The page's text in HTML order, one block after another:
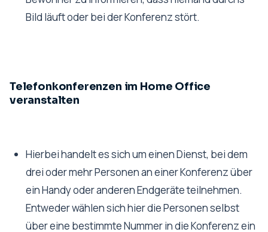
Bild läuft oder bei der Konferenz stört.
Telefonkonferenzen im Home Office
veranstalten
Hierbei handelt es sich um einen Dienst, bei dem
drei oder mehr Personen an einer Konferenz über
ein Handy oder anderen Endgeräte teilnehmen.
Entweder wählen sich hier die Personen selbst
über eine bestimmte Nummer in die Konferenz ein